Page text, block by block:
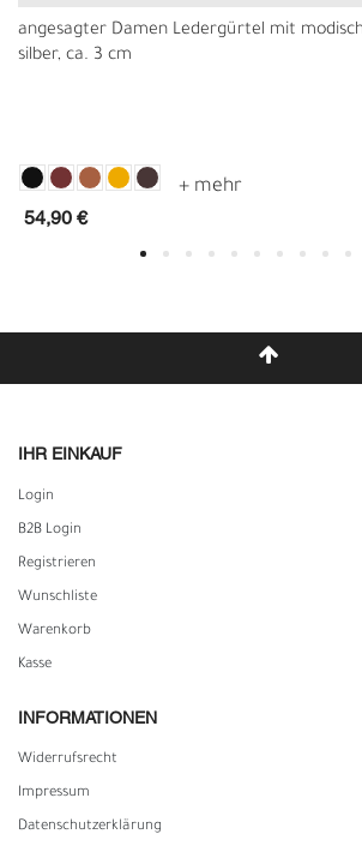
angesagter Damen Ledergürtel mit
silber, ca. 3 cm
54,90 €
IHR EINKAUF
Login
B2B Login
Registrieren
Wunschliste
Warenkorb
Kasse
INFORMATIONEN
Widerrufs­recht
Impressum
Daten­schutz­erklärung